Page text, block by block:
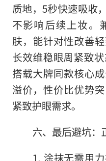
质地，5秒快速吸收
不影响后续上妆。
肤，能针对性改善
长效维稳眼周紧致
搭载大牌同款核心
溢价，性价比优势
紧致护眼需求。
六、最后避坑：
1. 涂抹无需用